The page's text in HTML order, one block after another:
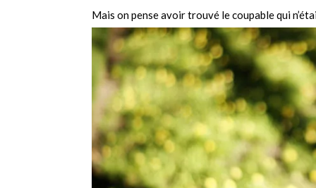
Mais on pense avoir trouvé le coupable qui